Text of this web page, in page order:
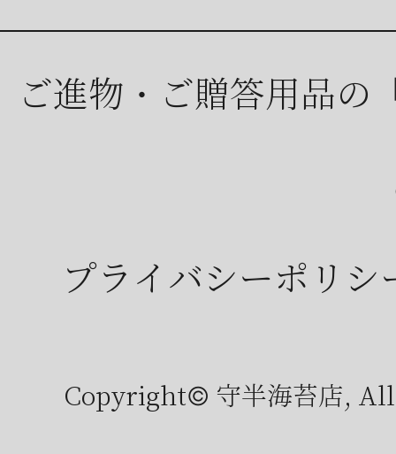
ご進物・ご贈答用品の
プライバシーポリシ
Copyright© 守半海苔店,